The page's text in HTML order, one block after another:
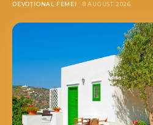
DEVOȚIONAL FEMEI 8 AUGUST 2026